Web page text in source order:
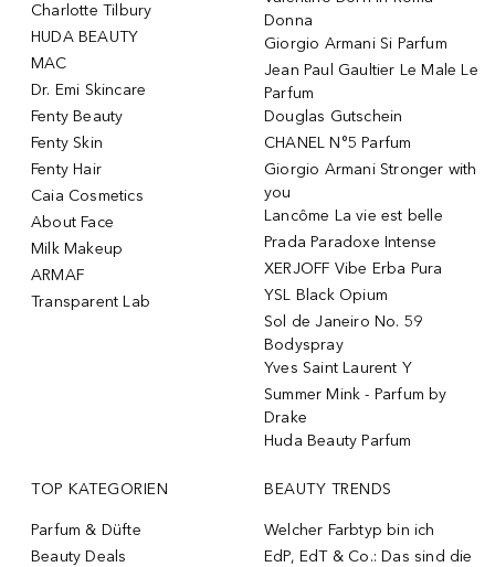
Charlotte Tilbury
HUDA BEAUTY
MAC
Dr. Emi Skincare
Fenty Beauty
Fenty Skin
Fenty Hair
Caia Cosmetics
About Face
Milk Makeup
ARMAF
Transparent Lab
Donna
Giorgio Armani Si Parfum
Jean Paul Gaultier Le Male Le
Parfum
Douglas Gutschein
CHANEL N°5 Parfum
Giorgio Armani Stronger with
you
Lancôme La vie est belle
Prada Paradoxe Intense
XERJOFF Vibe Erba Pura
YSL Black Opium
Sol de Janeiro No. 59
Bodyspray
Yves Saint Laurent Y
Summer Mink - Parfum by
Drake
Huda Beauty Parfum
TOP KATEGORIEN
Parfum & Düfte
Beauty Deals
BEAUTY TRENDS
Welcher Farbtyp bin ich
EdP, EdT & Co.: Das sind die